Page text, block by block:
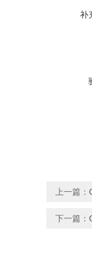
补
上一篇：
下一篇：